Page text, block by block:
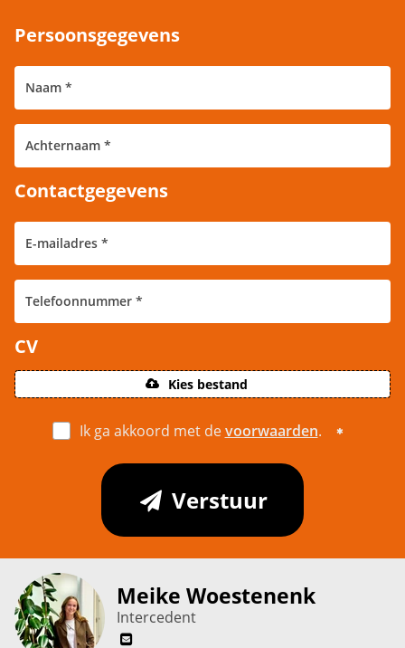
Meike Woestenenk
Intercedent
Persoonsgegevens
Contactgegevens
CV
Kies bestand
Ik ga akkoord met devoorwaarden.
Verstuur